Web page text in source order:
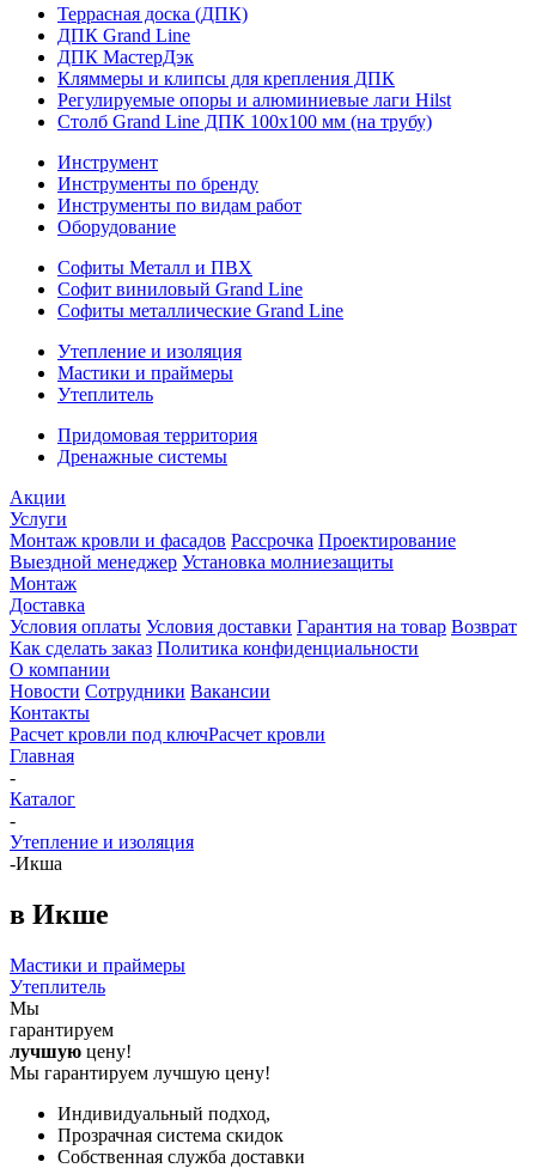
Террасная доска (ДПК)
ДПК Grand Line
ДПК МастерДэк
Кляммеры и клипсы для крепления ДПК
Регулируемые опоры и алюминиевые лаги Hilst
Столб Grand Line ДПК 100х100 мм (на трубу)
Инструмент
Инструменты по бренду
Инструменты по видам работ
Оборудование
Софиты Металл и ПВХ
Софит виниловый Grand Line
Софиты металлические Grand Line
Утепление и изоляция
Мастики и праймеры
Утеплитель
Придомовая территория
Дренажные системы
Акции
Услуги
Монтаж кровли и фасадов Рассрочка Проектирование
Выездной менеджер Установка молниезащиты
Монтаж
Доставка
Условия оплаты Условия доставки Гарантия на товар Возврат
Как сделать заказ Политика конфиденциальности
О компании
Новости Сотрудники Вакансии
Контакты
Расчет кровли под ключРасчет кровли
Главная
-
Каталог
-
Утепление и изоляция
-Икша
в Икше
Мастики и праймеры
Утеплитель
Мы
гарантируем
лучшую цену!
Мы гарантируем лучшую цену!
Индивидуальный подход,
Прозрачная система скидок
Собственная служба доставки